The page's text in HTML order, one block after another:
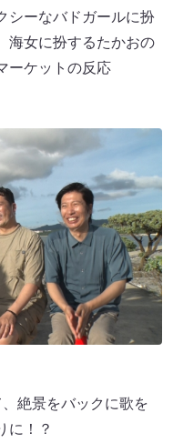
シーなバドガールに扮
海女に扮するたかおの
ーケットの反応
絶景をバックに歌を
に！？